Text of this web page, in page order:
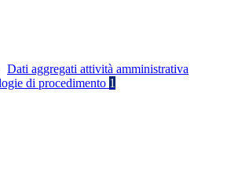
Dati aggregati attività amministrativa
di procedimento 1